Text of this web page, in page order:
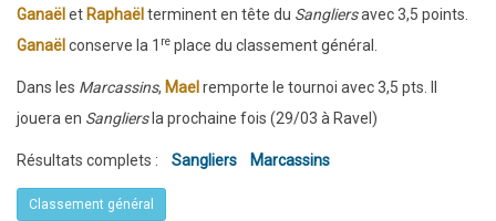
s'est
jouée
à
Liffré
Ganaël et Raphaël terminent en tête du Sangliersavec 3,5 points.
Ganaël conserve la 1 re place du classement général.
Dans les Marcassins, Mael remporte le tournoi avec 3,5 pts. Il
jouera en Sangliers la prochaine fois (29/03 à Ravel)
Résultats complets : Sangliers Marcassins
Classement général